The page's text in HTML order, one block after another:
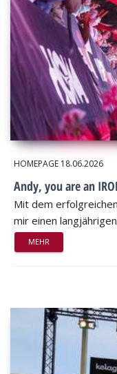
HOMEPAGE 18.06.2026
Andy, you are an
Mit dem
mir einen
MEHR